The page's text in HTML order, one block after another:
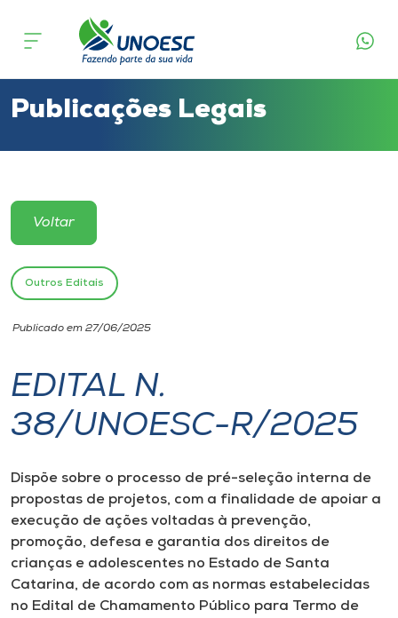
Cursos
Atendimento ao Estudante
Portal de Ensino
Unoesc
Internacionalização
I.nova
Diplomados
Cultura
Publicações Legais
Voltar
Outros Editais
Publicado em 27/06/2025
EDITAL N.
38/UNOESC-R/2025
Dispõe sobre o processo de pré-seleção interna de
propostas de projetos, com a finalidade de apoiar a
execução de ações voltadas à prevenção,
promoção, defesa e garantia dos direitos de
crianças e adolescentes no Estado de Santa
Catarina, de acordo com as normas estabelecidas
no Edital de Chamamento Público para Termo de